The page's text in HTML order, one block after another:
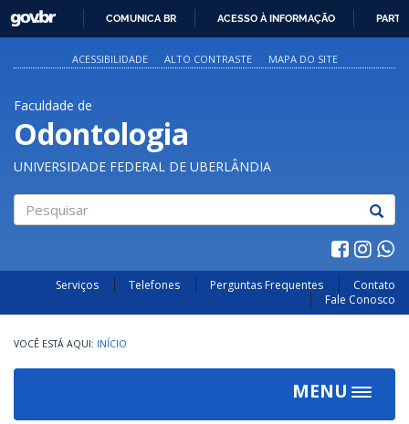
PARA
O
GOVBR
COMUNICA BR ACESSO À INFORMAÇÃO
ACESSIBILIDADE ALTO CONTRASTE MAPA DO SITE
Faculdade de
Odontologia
UNIVERSIDADE FEDERAL DE UBERLÂNDIA
Serviços Telefones Perguntas Frequentes
Contato
Fale Conosco
INÍCIO
MENU
Toggle